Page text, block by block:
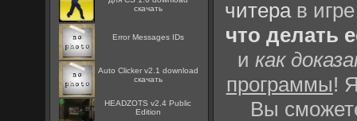
скачать
Error Messages IDs
Auto Clicker v2.1 download
скачать
HEADZOTS v2.4 Public
Edition
читерав
что делать
икак
программы!
Вы